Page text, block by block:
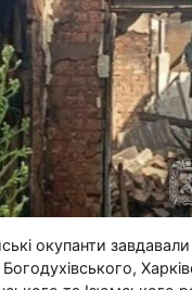
окупанти завдавали